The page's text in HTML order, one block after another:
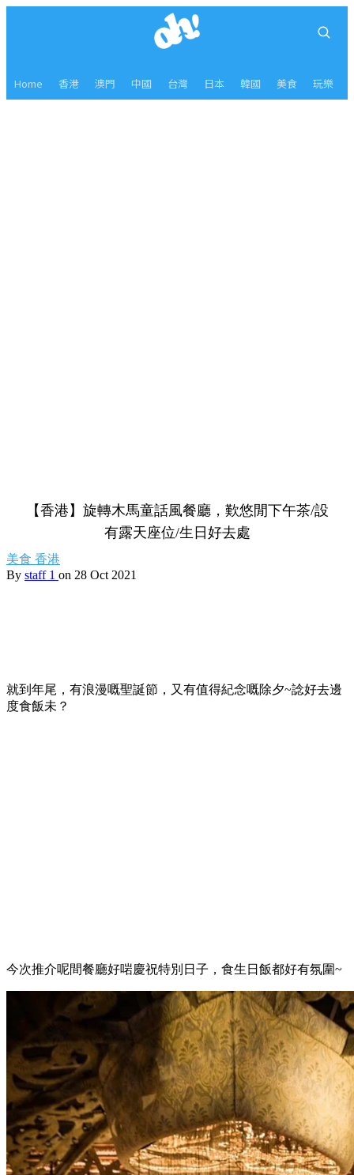
Home 香港 澳門 中國 台灣 日本 韓國 美食 玩樂
【香港】旋轉木馬童話風餐廳，歎悠閒下午茶/設
有露天座位/生日好去處
美食 香港
By staff 1 on 28 Oct 2021
就到年尾，有浪漫嘅聖誕節，又有值得紀念嘅除夕~諗好去邊
度食飯未？
今次推介呢間餐廳好啱慶祝特別日子，食生日飯都好有氛圍~